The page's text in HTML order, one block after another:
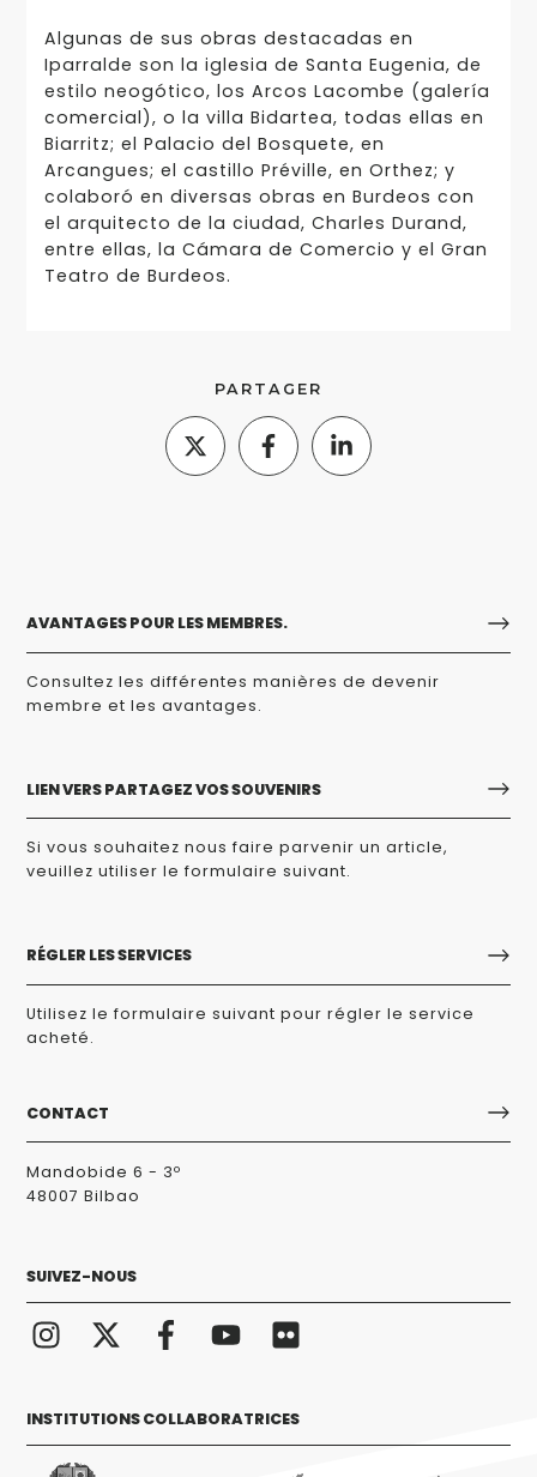
Algunas de sus obras destacadas en
Iparralde son la iglesia de Santa Eugenia, de
estilo neogótico, los Arcos Lacombe (galería
comercial), o la villa Bidartea, todas ellas en
Biarritz; el Palacio del Bosquete, en
Arcangues; el castillo Préville, en Orthez; y
colaboró en diversas obras en Burdeos con
el arquitecto de la ciudad, Charles Durand,
entre ellas, la Cámara de Comercio y el Gran
Teatro de Burdeos.
PARTAGER
AVANTAGES POUR LES MEMBRES.
Consultez les différentes manières de devenir
membre et les avantages.
LIEN VERS PARTAGEZ VOS SOUVENIRS
Si vous souhaitez nous faire parvenir un article,
veuillez utiliser le formulaire suivant.
RÉGLER LES SERVICES
Utilisez le formulaire suivant pour régler le service
acheté.
CONTACT
Mandobide 6 - 3º
48007 Bilbao
SUIVEZ-NOUS
INSTITUTIONS COLLABORATRICES